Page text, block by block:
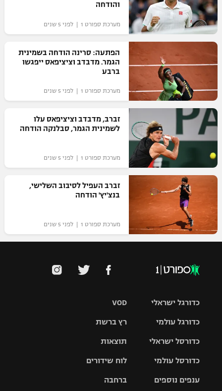
והודחה
מערכת ספורט 1 | לפני 5 שנים
הפתעה: סרינה הודחה בשמינית
הגמר. מדבדב וציציפאס ייפגשו
ברבע
מערכת ספורט 1 | לפני 5 שנים
זברב, מדבדב וציציפאס עלו
לשמינית הגמר, סבלנקה הודחה
מערכת ספורט 1 | לפני 5 שנים
זברב העפיל לסיבוב השלישי,
בנצ'יץ' הודחה
מערכת ספורט 1 | לפני 5 שנים
VOD
רץ ברשת
תוצאות
לוח שידורים
ברחבה
כדורגל ישראלי
גביע הטוטו
כדורגל עולמי
האלופות
ליגה
כדורסל ישראלי
סל
כדורסל עולמי
ענפים נוספים